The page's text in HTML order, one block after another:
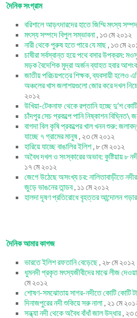
দৈনিক সংগ্রাম
বরিশালে আড়ৎদারদের হাতে জিম্মি মৎস্য সম্পদ
মৎস্য সম্পদে বিপুল সম্ভাবনা , ১৩ মে ২০১২
নারী থেকে পুরুষ হতে পারে যে মাছ, ১৩ মে
চাষীরা সর্বস্বান্ত হয়ে পথে বসার উপক্রম:
মড়ক বৈদেশিক মুদ্রা অর্জন ব্যাহত হবার
জাতীয় পরিচয়পত্রে শিক্ষক, ব্যবসায়ী হলেও
অঞ্চলের খাস জলাশয়গুলো জোর করে দখল
২০১২
উখিয়া-টেকনাফ থেকে রপ্তানি হচ্ছে দু’শ
চাঁদপুর সেচ প্রকল্পে পানি নিষ্কাশন বিঘ্নিত\
বাগদা বিল কৃষি প্রকল্পের খাল খনন শুরু:
যাচ্ছে ৭ গ্রামের মানুষ, ২৩ মে ২০১২
হারিয়ে যাচ্ছে বাঙালির ইলিশ, ৮ মে ২০১২
অবৈধ দখল ও সংস্কারের অভাব: কুষ্টিয়ায় ৮
১৭ মে ২০১২
জেগে উঠেছে অসংখ্য চর: নালিতাবাড়ীতে
জুড়ে ভাঙনের তান্ডব, ১১ মে ২০১২
হালদা দূষণ প্রতিরোধে বৃহত্তর আন্দোলন
দৈনিক আমার কাগজ
ভারতে ইলিশ রফতানি বেড়েছে, ২৮ মে ২০১২
ধুমনদী প্রকৃত মৎস্যজীবীদের মাঝে লীজ
মে ২০১২
শোষণ-সমঝোতায় সাগর-নদীতে কোটি কোটি
দিনাজপুরের নদী শুকিয়ে সরু নালা , ২১ মে
সন্ধ্যা নদী থেকে অবৈধ বাঁধাঁ জাল উদ্ধার, ২৩